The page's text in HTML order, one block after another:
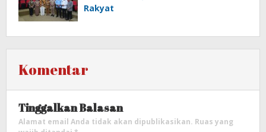
Rakyat
Komentar
Tinggalkan Balasan
Alamat email Anda tidak akan dipublikasikan. Ruas yang